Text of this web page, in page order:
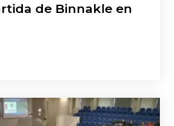
de Binnakle en